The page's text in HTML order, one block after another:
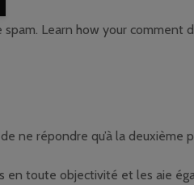
spam. Learn how your comment
ne répondre qu’à la
en toute objectivité et les aie